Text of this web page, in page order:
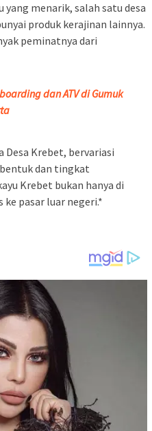
yang menarik, salah satu desa
produk kerajinan lainnya.
peminatnya dari
dan ATV di Gumuk
Desa Krebet, bervariasi
dan tingkat
Krebet bukan hanya di
pasar luar negeri.*